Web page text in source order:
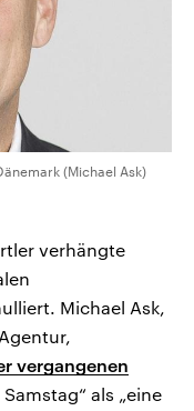
(Michael Ask)
verhängte
Michael Ask,
vergangenen
als „eine